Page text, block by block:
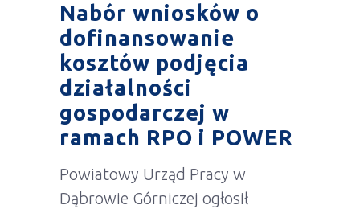
Nabór wniosków o
dofinansowanie
kosztów podjęcia
działalności
gospodarczej w
ramach RPO i POWER
Powiatowy Urząd Pracy w
Dąbrowie Górniczej ogłosił